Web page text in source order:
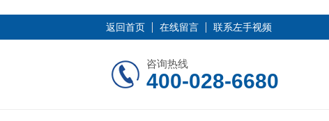
返回首页 在线留言 联系左手视频
咨询热线
400-028-6680